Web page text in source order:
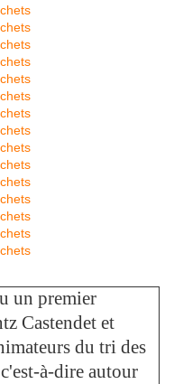
un premier
Castendet et
du tri des
à-dire autour